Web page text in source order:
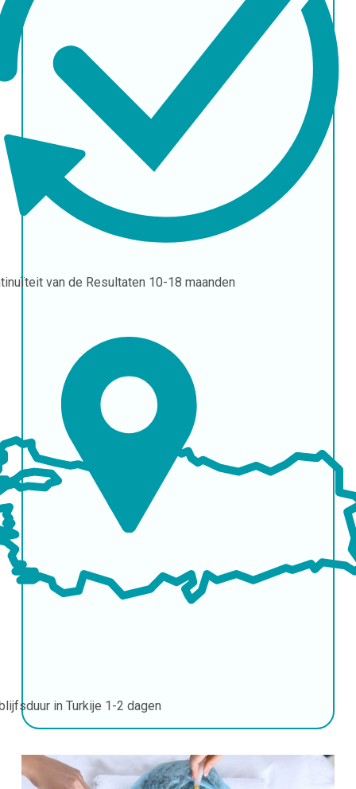
van de Resultaten 10-18 maanden
in Turkije 1-2 dagen